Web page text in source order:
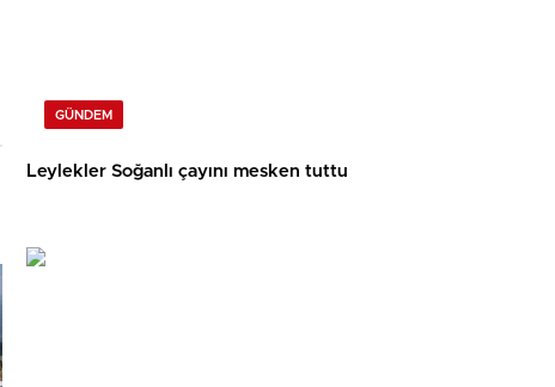
GÜNDEM
Leylekler Soğanlı çayını mesken tuttu